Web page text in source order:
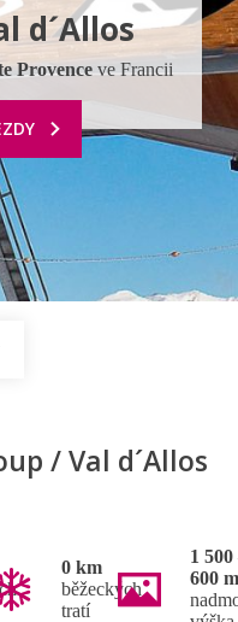
d´Allos
Provenceve Francii
/ Val d´Allos
0 km
běžeckých
tratí
1 500
600